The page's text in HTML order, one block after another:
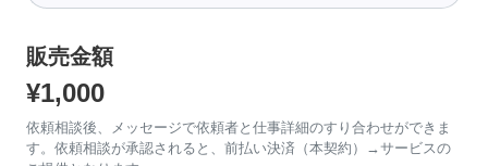
販売金額
¥1,000
依頼相談後、メッセージで依頼者と仕事詳細のすり合わせができま
す。依頼相談が承認されると、前払い決済（本契約）→サービスの